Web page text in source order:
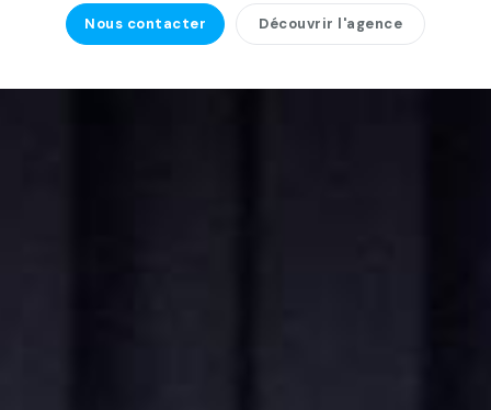
Nous contacter Découvrir l'agence